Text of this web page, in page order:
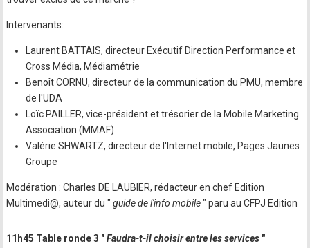
Intervenants:
Laurent BATTAIS, directeur Exécutif Direction Performance et
Cross Média, Médiamétrie
Benoît CORNU, directeur de la communication du PMU, membre
de l'UDA
Loïc PAILLER, vice-président et trésorier de la Mobile Marketing
Association (MMAF)
Valérie SHWARTZ, directeur de l'Internet mobile, Pages Jaunes
Groupe
Modération : Charles DE LAUBIER, rédacteur en chef Edition
Multimedi@, auteur du " guide de l'info mobile" paru au CFPJ Edition
11h45 Table ronde 3 "Faudra-t-il choisir entre les services "